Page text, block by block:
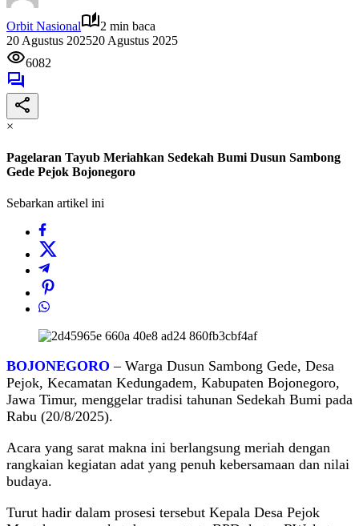
Orbit Nasional
2 min baca
20 Agustus 202520 Agustus 2025
6082
×
Pagelaran Tayub Meriahkan Sedekah Bumi Dusun Sambong
Gede Pejok Bojonegoro
Sebarkan artikel ini
BOJONEGORO – Warga Dusun Sambong Gede, Desa
Pejok, Kecamatan Kedungadem, Kabupaten Bojonegoro,
Jawa Timur, menggelar tradisi tahunan Sedekah Bumi pada
Rabu (20/8/2025).
Acara yang sarat makna ini berlangsung meriah dengan
rangkaian kegiatan adat yang penuh kebersamaan dan nilai
budaya.
Turut hadir dalam prosesi tersebut Kepala Desa Pejok